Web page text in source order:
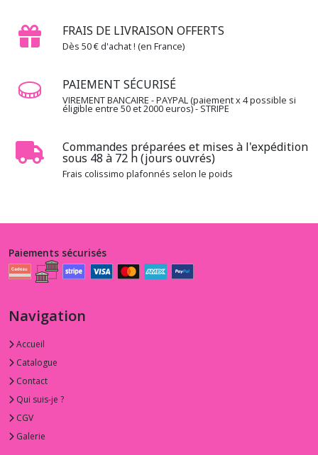
FRAIS DE LIVRAISON OFFERTS
Dès 50 € d'achat ! (en France)
PAIEMENT SÉCURISÉ
VIREMENT BANCAIRE - PAYPAL (paiement x 4 possible si
éligible entre 50 et 2000 euros) - STRIPE
Commandes préparées et mises à l'expédition
sous 48 à 72 h (jours ouvrés)
Frais colissimo plafonnés selon le poids
Paiements sécurisés
Navigation
Accueil
Catalogue
Contact
Qui suis-je ?
CGV
Galerie